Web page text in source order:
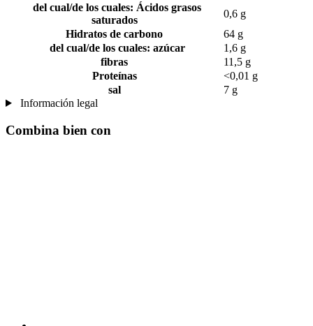
del cual/de los cuales: Ácidos grasos
saturados
0,6 g
Hidratos de carbono
64 g
del cual/de los cuales: azúcar
1,6 g
fibras
11,5 g
Proteínas
<0,01 g
sal
7 g
Información legal
Combina bien con